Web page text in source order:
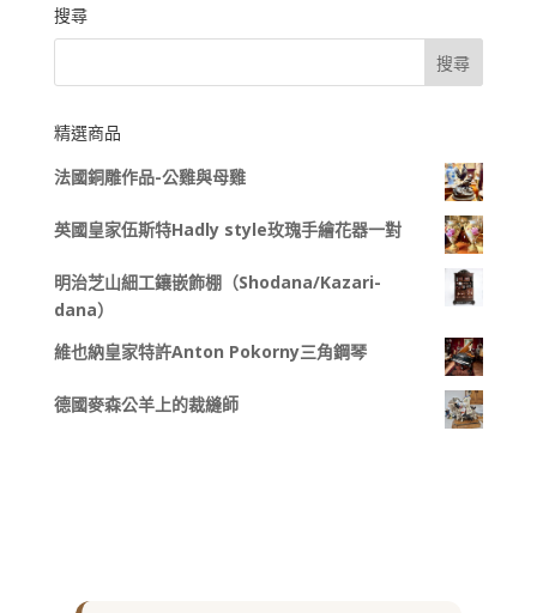
搜尋
精選商品
法國銅雕作品-公雞與母雞
英國皇家伍斯特Hadly style玫瑰手繪花器一對
明治芝山細工鑲嵌飾棚（Shodana/Kazari-
dana）
維也納皇家特許Anton Pokorny三角鋼琴
德國麥森公羊上的裁縫師